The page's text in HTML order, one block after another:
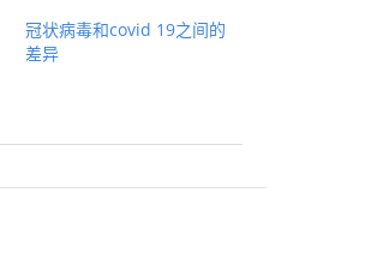
冠状病毒和covid 19之间的
差异